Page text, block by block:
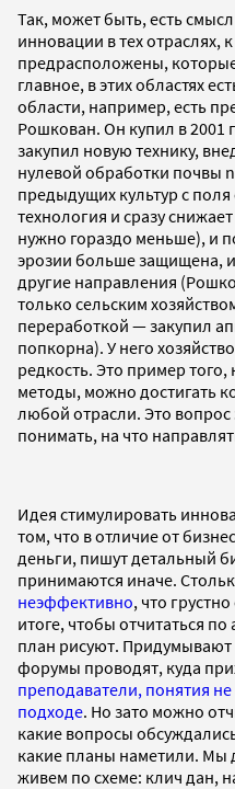
Так, может быть, есть
инновации в тех отраслях,
предрасположены,
главное, в этих областях
области, например, есть
Рошкован. Он купил в 2001
закупил новую технику,
нулевой обработки почвы
предыдущих культур с
технология и сразу
нужно гораздо меньше), и
эрозии больше защищена,
другие направления
только сельским
переработкой — закупил
попкорна). У него
редкость. Это пример
методы, можно достигать
любой отрасли. Это
понимать, на что
Идея стимулировать
том, что в отличие от
деньги, пишут детальный
принимаются иначе.
неэффективно, что
итоге, чтобы отчитаться
план рисуют. Придумывают
форумы проводят, куда
преподаватели, понятия
подходе. Но зато можно
какие вопросы
какие планы наметили. Мы
живем по схеме: клич дан,